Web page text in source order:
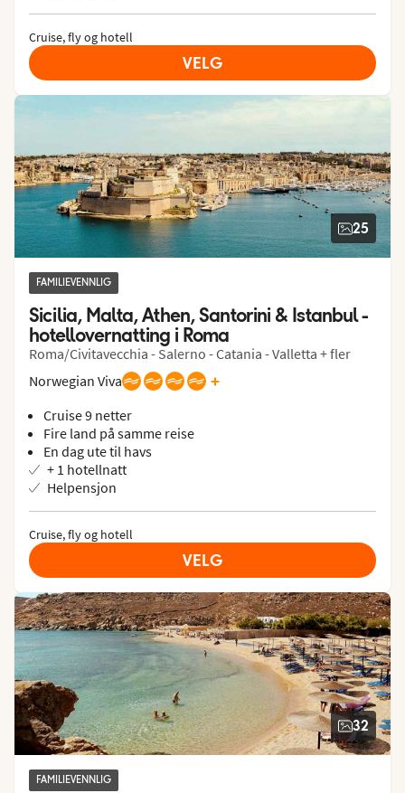
Cruise, fly og hotell
VELG
25
FAMILIEVENNLIG
Sicilia, Malta, Athen, Santorini & Istanbul -
hotellovernatting i Roma
Roma/Civitavecchia - Salerno - Catania - Valletta + fler
Norwegian Viva
+
Cruise 9 netter
Fire land på samme reise
En dag ute til havs
+ 1 hotellnatt
Helpensjon
Cruise, fly og hotell
VELG
32
FAMILIEVENNLIG